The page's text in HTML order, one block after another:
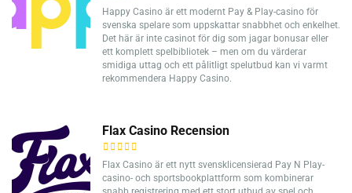
Happy Casino är ett modernt Pay & Play-casino för
svenska spelare som uppskattar snabbhet och enkelhet.
Det här är inte casinot för dig som jagar bonusar eller
ett komplett spelbibliotek – men om du värderar
smidiga uttag och ett pålitligt spelutbud kan vi varmt
rekommendera Happy Casino.
Flax Casino Recension
Flax Casino är ett nytt svensklicensierad Pay N Play-
casino- och sportsbookplattform som kombinerar